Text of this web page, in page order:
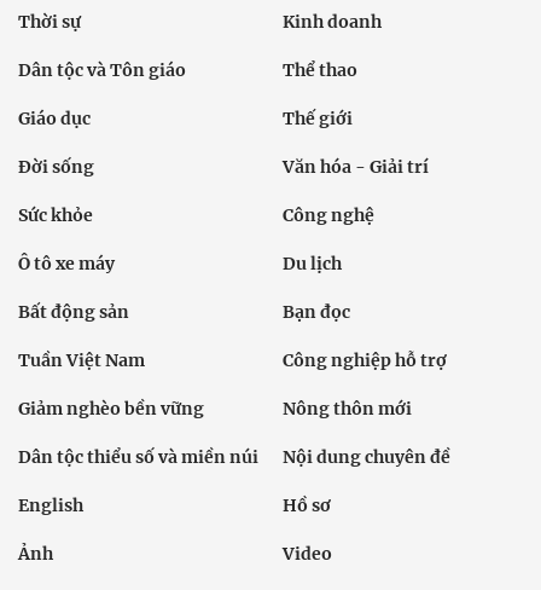
Thời sự Kinh doanh
Dân tộc và Tôn giáo Thể thao
Giáo dục Thế giới
Đời sống Văn hóa - Giải trí
Sức khỏe Công nghệ
Ô tô xe máy Du lịch
Bất động sản Bạn đọc
Tuần Việt Nam Công nghiệp hỗ trợ
Giảm nghèo bền vững Nông thôn mới
Dân tộc thiểu số và miền núi Nội dung chuyên đề
English Hồ sơ
Ảnh Video